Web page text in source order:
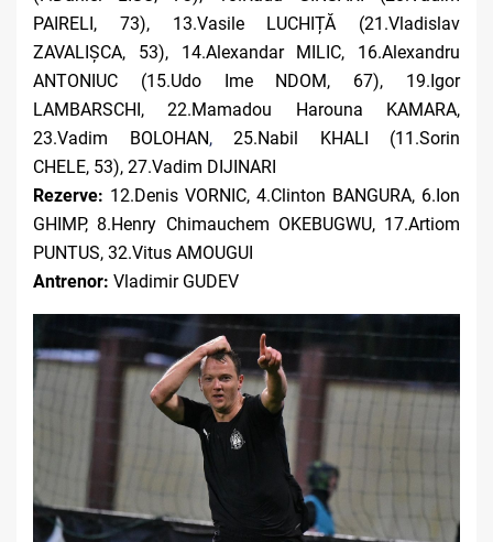
PAIRELI, 73), 13.Vasile LUCHIȚĂ (21.Vladislav
ZAVALIȘCA, 53), 14.Alexandar MILIC, 16.Alexandru
ANTONIUC (15.Udo Ime NDOM, 67), 19.Igor
LAMBARSCHI, 22.Mamadou Harouna KAMARA,
23.Vadim BOLOHAN, 25.Nabil KHALI (11.Sorin
CHELE, 53), 27.Vadim DIJINARI
Rezerve: 12.Denis VORNIC, 4.Clinton BANGURA, 6.Ion
GHIMP, 8.Henry Chimauchem OKEBUGWU, 17.Artiom
PUNTUS, 32.Vitus AMOUGUI
Antrenor: Vladimir GUDEV